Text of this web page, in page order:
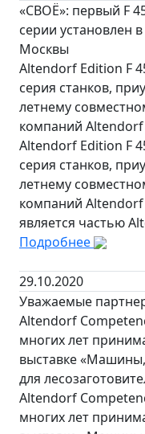
«СВОЁ»: первый F
серии установлен
Москвы
Altendorf Edition F
серия станков,
летнему
компаний Altendorf
Altendorf Edition F
серия станков,
летнему
компаний
является частью
Подробнее
29.10.2020
Уважаемые
Altendorf
многих лет
выставке
для
Altendorf
многих лет